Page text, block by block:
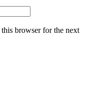
browser for the next